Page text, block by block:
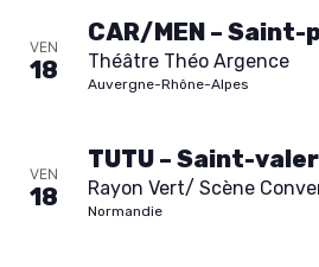
VEN
18
CAR/MEN –
Théâtre Théo Argence
Auvergne-Rhône-Alpes
VEN
18
TUTU – Saint-
Rayon Vert/ Scène
Normandie